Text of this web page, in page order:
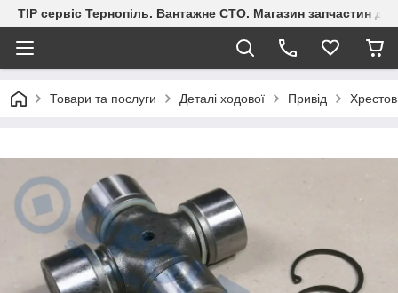
ТІР сервіс Тернопіль. Вантажне СТО. Магазин запчастин
Товари та послуги Деталі ходової Привід